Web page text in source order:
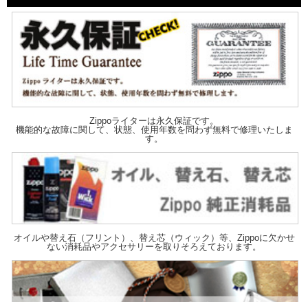
Zippoライターは永久保証です。
機能的な故障に関して、状態、使用年数を問わず無料で修理いたしま
す。
オイルや替え石（フリント）、替え芯（ウィック）等、Zippoに欠かせ
ない消耗品やアクセサリーを取りそろえております。